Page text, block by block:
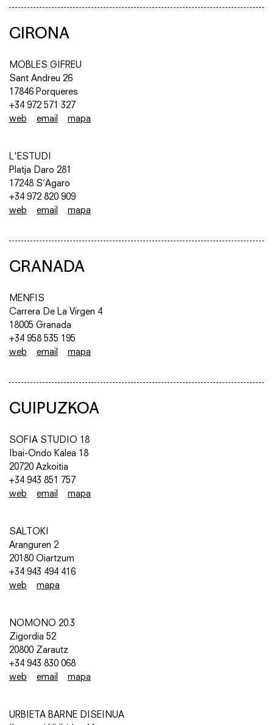
GIRONA
MOBLES GIFREU
Sant Andreu 26
17846 Porqueres
+34 972 571 327
web
email mapa
L'ESTUDI
Platja Daro 281
17248 S’Agaro
+34 972 820 909
web
email mapa
GRANADA
MENFIS
Carrera De La Virgen 4
18005 Granada
+34 958 535 195
web
email mapa
GUIPUZKOA
SOFIA STUDIO 18
Ibai-Ondo Kalea 18
20720 Azkoitia
+34 943 851 757
web
email mapa
SALTOKI
Aranguren 2
20180 Oiartzum
+34 943 494 416
web
mapa
NOMONO 20.3
Zigordia 52
20800 Zarautz
+34 943 830 068
web
email mapa
URBIETA BARNE DISEINUA